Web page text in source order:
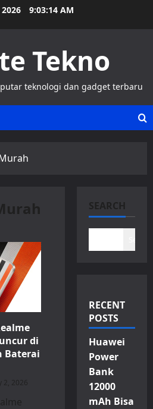
9:03:14 AM
Tekno
teknologi dan gadget terbaru
di
Baterai
2, 2026
SEARCH
RECENT
POSTS
Huawei
Power
Bank
12000
mAh Bisa